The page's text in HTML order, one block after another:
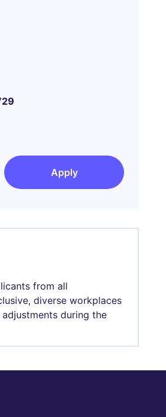
Apply
from all
diverse workplaces
during the